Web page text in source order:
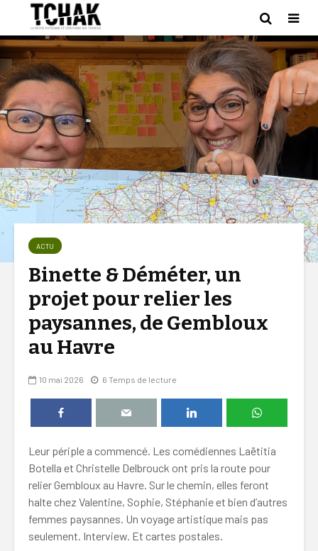
ACTU
Binette & Déméter, un
projet pour relier les
paysannes, de Gembloux
au Havre
10 mai 2026 6 Temps de lecture
Leur périple a commencé. Les comédiennes Laëtitia
Botella et Christelle Delbrouck ont pris la route pour
relier Gembloux au Havre. Sur le chemin, elles feront
halte chez Valentine, Sophie, Stéphanie et bien d’autres
femmes paysannes. Un voyage artistique mais pas
seulement. Interview. Et cartes postales.